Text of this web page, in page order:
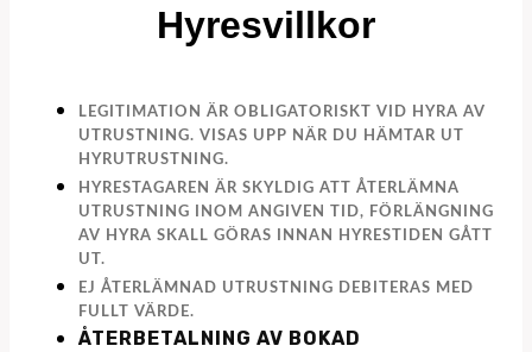
Hyresvillkor
LEGITIMATION ÄR OBLIGATORISKT VID HYRA AV
UTRUSTNING. VISAS UPP NÄR DU HÄMTAR UT
HYRUTRUSTNING.
HYRESTAGAREN ÄR SKYLDIG ATT ÅTERLÄMNA
UTRUSTNING INOM ANGIVEN TID, FÖRLÄNGNING
AV HYRA SKALL GÖRAS INNAN HYRESTIDEN GÅTT
UT.
EJ ÅTERLÄMNAD UTRUSTNING DEBITERAS MED
FULLT VÄRDE.
ÅTERBETALNING AV BOKAD